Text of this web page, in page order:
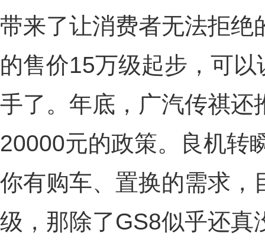
带来了让消费者无法拒绝
的售价15万级起步，可以
手了。年底，广汽传祺还
20000元的政策。良机转
你有购车、置换的需求，
级，那除了GS8似乎还真